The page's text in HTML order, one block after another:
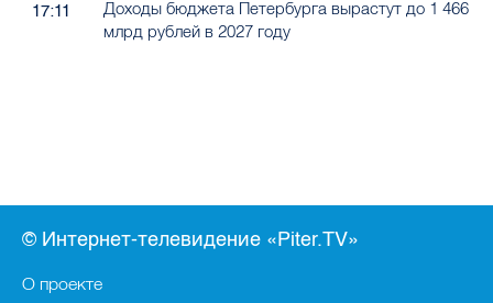
17:11
Доходы бюджета Петербурга вырастут до 1 466
млрд рублей в 2027 году
© Интернет-телевидение «Piter.TV»
О проекте